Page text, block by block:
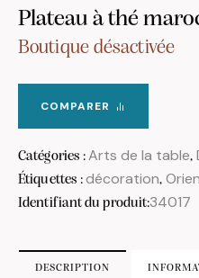
Plateau à thé
Boutique désactivée
COMPARER
Catégories :Arts de la table,
Étiquettes :décoration,
Identifiant du produit:34017
DESCRIPTION